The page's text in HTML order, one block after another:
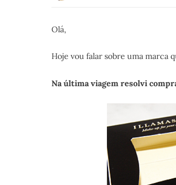
Olá,
Hoje vou falar sobre uma marca
Na última viagem resolvi